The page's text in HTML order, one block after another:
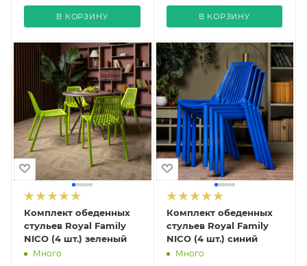
В КОРЗИНУ В КОРЗИНУ
Комплект обеденных
стульев Royal Family
NICO (4 шт.) зеленый
Много
Комплект обеденных
стульев Royal Family
NICO (4 шт.) синий
Много